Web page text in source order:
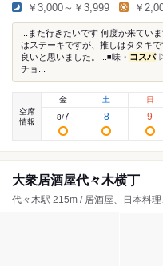
￥3,000～￥3,999 ￥
...また行きたいです 何度か来てい
はステーキですが、推しはタタキ
良いと思いました。...◾️味・ コスパ▷
チョ...
空席
情報
金
8/7
土
8
日
9
大衆居酒屋代々木横丁
代々木駅 215m / 居酒屋、日本料